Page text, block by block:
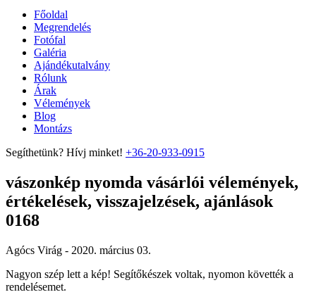
Főoldal
Megrendelés
Fotófal
Galéria
Ajándékutalvány
Rólunk
Árak
Vélemények
Blog
Montázs
Segíthetünk? Hívj minket! +36-20-933-0915
vászonkép nyomda vásárlói vélemények,
értékelések, visszajelzések, ajánlások
0168
Agócs Virág - 2020. március 03.
Nagyon szép lett a kép! Segítőkészek voltak, nyomon követték a
rendelésemet.